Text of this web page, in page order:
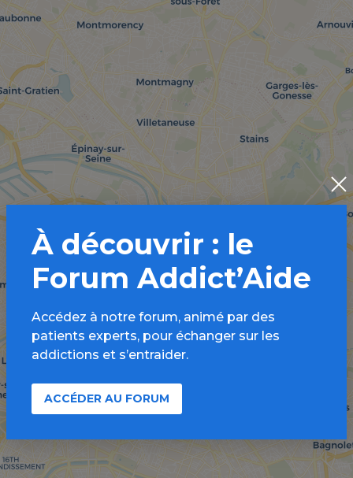
À découvrir : le
Forum Addict’Aide
Accédez à notre forum, animé par des
patients experts, pour échanger sur les
addictions et s’entraider.
ACCÉDER AU FORUM